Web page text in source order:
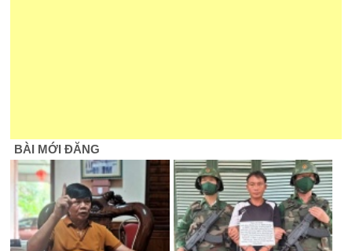
BÀI MỚI ĐĂNG